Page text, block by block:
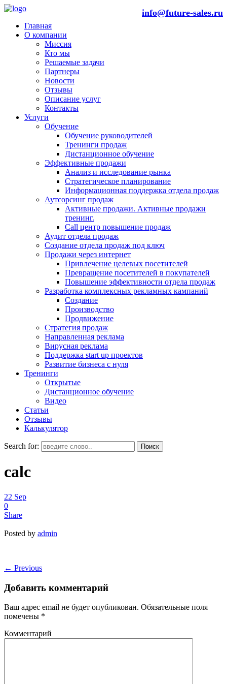
info@future-sales.ru
Главная
О компании
Миссия
Кто мы
Решаемые задачи
Партнеры
Новости
Отзывы
Описание услуг
Контакты
Услуги
Обучение
Обучение руководителей
Тренинги продаж
Дистанционное обучение
Эффективные продажи
Анализ и исследование рынка
Стратегическое планирование
Информационная поддержка отдела продаж
Аутсорсинг продаж
Активные продажи. Активные продажи
тренинг.
Call центр повышение продаж
Аудит отдела продаж
Создание отдела продаж под ключ
Продажи через интернет
Привлечение целевых посетителей
Превращение посетителей в покупателей
Повышение эффективности отдела продаж
Разработка комплексных рекламных кампаний
Создание
Производство
Продвижение
Стратегия продаж
Направленная реклама
Вирусная реклама
Поддержка start up проектов
Развитие бизнеса с нуля
Тренинги
Открытые
Дистанционное обучение
Видео
Статьи
Отзывы
Калькулятор
Search for:
calc
22 Sep
0
Share
Posted by admin
← Previous
Добавить комментарий
Ваш адрес email не будет опубликован. Обязательные поля
помечены *
Комментарий